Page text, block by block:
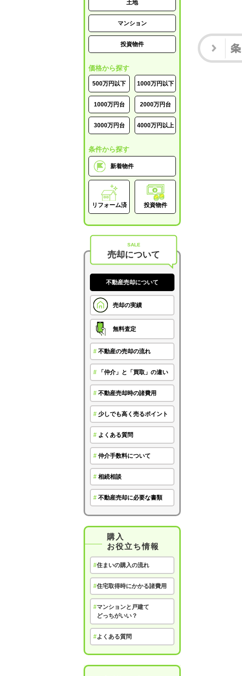
土地
マンション
投資物件
価格から探す
500万円以下 1000万円以下
1000万円台 2000万円台
3000万円台 4000万円以上
条件から探す
新着物件
リフォーム済 投資物件
SALE
売却について
不動産売却について
売却の実績
無料査定
# 不動産の売却の流れ
# 「仲介」と「買取」の違い
# 不動産売却時の諸費用
# 少しでも高く売るポイント
# よくある質問
# 仲介手数料について
# 相続相談
# 不動産売却に必要な書類
購入
お役立ち情報
#住まいの購入の流れ
#住宅取得時にかかる諸費用
#マンションと戸建て
どっちがいい？
#よくある質問